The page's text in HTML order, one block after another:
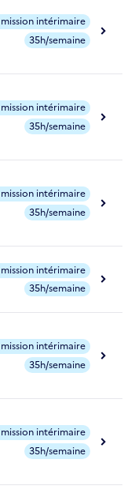
intérimaire
35h/semaine
intérimaire
35h/semaine
intérimaire
35h/semaine
intérimaire
35h/semaine
intérimaire
35h/semaine
intérimaire
35h/semaine